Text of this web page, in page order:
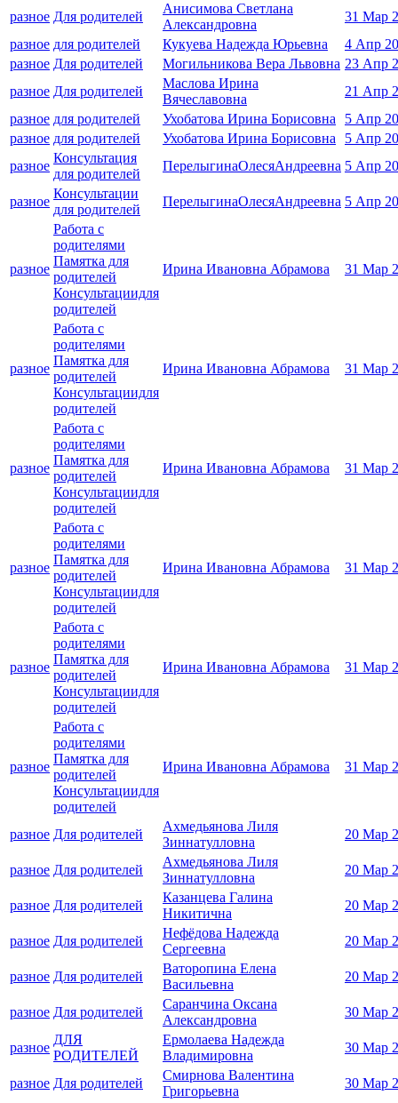
разное Для родителей
Анисимова Светлана
Александровна
31 Мар
разное для родителей Кукуева Надежда Юрьевна
4 Апр
разное Для родителей Могильникова Вера Львовна 23 Апр
разное Для родителей
Маслова Ирина
Вячеславовна
21 Апр
разное для родителей Ухобатова Ирина Борисовна
5 Апр
разное для родителей Ухобатова Ирина Борисовна
5 Апр
разное
Консультация
для родителей
ПерелыгинаОлесяАндреевна 5 Апр
разное
Консультации
для родителей
ПерелыгинаОлесяАндреевна 5 Апр
разное
Работа с
родителями
Памятка для
родителей
Консультациидля
родителей
Ирина Ивановна Абрамова 31 Мар
разное
Работа с
родителями
Памятка для
родителей
Консультациидля
родителей
Ирина Ивановна Абрамова 31 Мар
разное
Работа с
родителями
Памятка для
родителей
Консультациидля
родителей
Ирина Ивановна Абрамова 31 Мар
разное
Работа с
родителями
Памятка для
родителей
Консультациидля
родителей
Ирина Ивановна Абрамова 31 Мар
разное
Работа с
родителями
Памятка для
родителей
Консультациидля
родителей
Ирина Ивановна Абрамова 31 Мар
разное
Работа с
родителями
Памятка для
родителей
Консультациидля
родителей
Ирина Ивановна Абрамова 31 Мар
разное Для родителей
Ахмедьянова Лиля
Зиннатулловна
20 Мар
разное Для родителей
Ахмедьянова Лиля
Зиннатулловна
20 Мар
разное Для родителей
Казанцева Галина
Никитична
20 Мар
разное Для родителей
Нефёдова Надежда
Сергеевна
20 Мар
разное Для родителей
Ваторопина Елена
Васильевна
20 Мар
разное Для родителей
Саранчина Оксана
Александровна
30 Мар
разное
ДЛЯ
РОДИТЕЛЕЙ
Ермолаева Надежда
Владимировна
30 Мар
разное Для родителей
Смирнова Валентина
Григорьевна
30 Мар